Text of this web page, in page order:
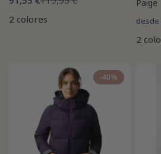
2 colores
Paige
desde
2
-40%